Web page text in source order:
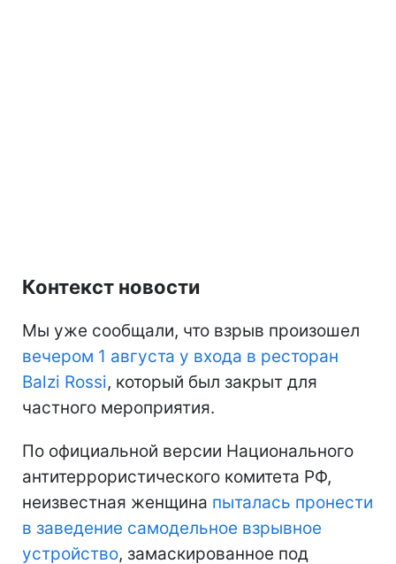
Контекст новости
Мы уже сообщали, что взрыв произошел
вечером 1 августа у входа в ресторан
Balzi Rossi, который был закрыт для
частного мероприятия.
По официальной версии Национального
антитеррористического комитета РФ,
неизвестная женщина пыталась пронести
в заведение самодельное взрывное
устройство, замаскированное под